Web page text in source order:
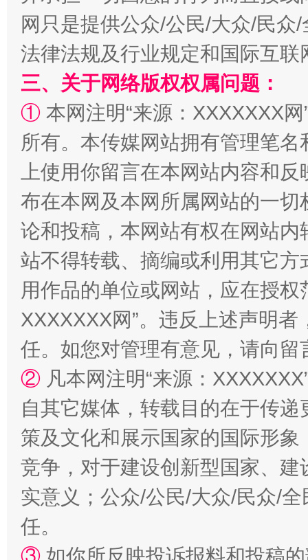
漫山遍野的桃花与雪山、麦地、白藏房
招工难、用工荒背后
网只是提供公众/公民/大众/民
法律法规及行业规定和国际互
三、关于网络版权权属问题：
① 本网注明“来源：XXXXXXX
所有。本传媒网站拥有管理笔
上使用你留言在本网站内容和
布在本网及本网所属网站的一
论和投稿，本网站有权在网站
站不得转载、摘编或利用其它
用作品的单位或网站，应在授
XXXXXXX网”。违反上述声明
任。如您对管理有意见，请向
② 凡本网注明“来源：
自其它媒体，转载目的在于传
策及文化和展示国家的国际形
竞争，对于建设创新型国家、
实意义；公众/公民/大众/民众/
任。